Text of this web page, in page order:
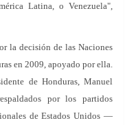
Latina, o Venezuela",
la decisión de las Naciones
en 2009, apoyado por ella.
de Honduras, Manuel
por los partidos
de Estados Unidos —